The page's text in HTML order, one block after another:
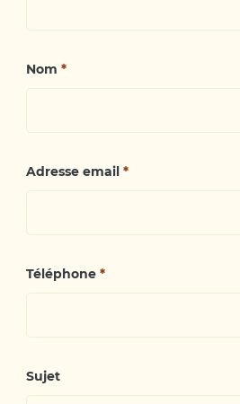
Nom *
Adresse email *
Téléphone *
Sujet